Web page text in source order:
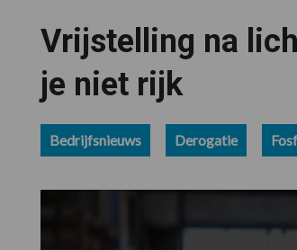
Vrijstelling na
je niet rijk
Bedrijfsnieuws Derogatie